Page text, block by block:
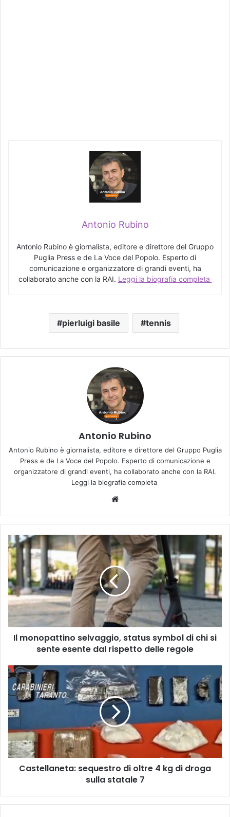
Antonio Rubino
Antonio Rubino è giornalista, editore e direttore del Gruppo
Puglia Press e de La Voce del Popolo. Esperto di
comunicazione e organizzatore di grandi eventi, ha
collaborato anche con la RAI. Leggi la biografia completa
pierluigi basile tennis
Antonio Rubino
Antonio Rubino è giornalista, editore e direttore del Gruppo Puglia
Press e de La Voce del Popolo. Esperto di comunicazione e
organizzatore di grandi eventi, ha collaborato anche con la RAI.
Leggi la biografia completa
Il
monopattino
selvaggio,
status
symbol
di
chi
si
sente
esente
delle
regole
Il monopattino selvaggio, status symbol di chi si
sente esente dal rispetto delle regole
Castellaneta:
sequestro
di
oltre
4
di
droga
sulla
stataleCastellaneta: sequestro di oltre 4 kg di droga
sulla statale 7